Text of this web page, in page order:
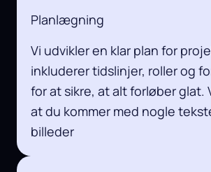
Planlægning
Vi udvikler en klar plan for
inkluderer tidslinjer, roller og
for at sikre, at alt forløber glat.
at du kommer med nogle
billeder